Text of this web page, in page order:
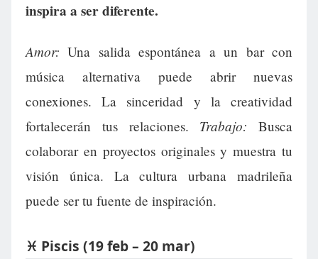
inspira a ser diferente.
Amor: Una salida espontánea a un bar con
música alternativa puede abrir nuevas
conexiones. La sinceridad y la creatividad
fortalecerán tus relaciones. Trabajo: Busca
colaborar en proyectos originales y muestra tu
visión única. La cultura urbana madrileña
puede ser tu fuente de inspiración.
♓ Piscis (19 feb – 20 mar)